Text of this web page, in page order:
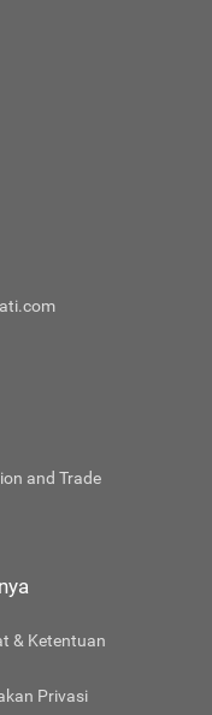
and Trade
& Ketentuan
Privasi